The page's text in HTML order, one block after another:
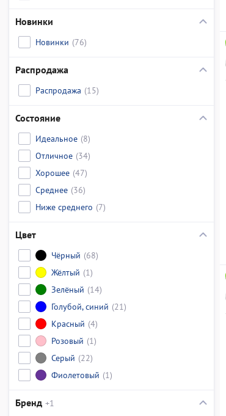
Новинки
Новинки (76)
Распродажа
Распродажа (15)
Состояние
Идеальное (8)
Отличное (34)
Хорошее (47)
Среднее (36)
Ниже среднего (7)
Цвет
Чёрный (68)
Жёлтый (1)
Зелёный (14)
Голубой, синий (21)
Красный (4)
Розовый (1)
Серый (22)
Фиолетовый (1)
Бренд +1